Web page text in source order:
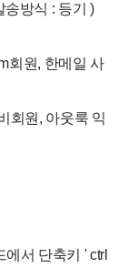
방식 : 등기 )
회원, 한메일 사
회원, 아웃룩 익
서 단축키 ' ctrl